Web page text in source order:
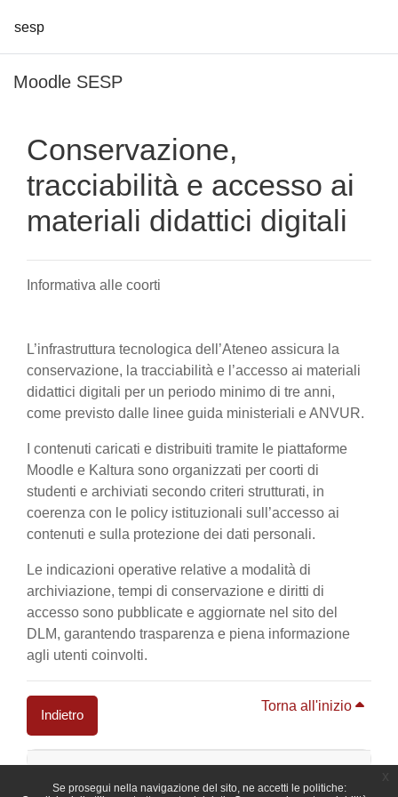
Se prosegui nella navigazione del sito, ne accetti le politiche:
sesp
Moodle SESP
Conservazione,
tracciabilità e accesso ai
materiali didattici digitali
Informativa alle coorti
L’infrastruttura tecnologica dell’Ateneo assicura la
conservazione, la tracciabilità e l’accesso ai materiali
didattici digitali per un periodo minimo di tre anni,
come previsto dalle linee guida ministeriali e ANVUR.
I contenuti caricati e distribuiti tramite le piattaforme
Moodle e Kaltura sono organizzati per coorti di
studenti e archiviati secondo criteri strutturati, in
coerenza con le policy istituzionali sull’accesso ai
contenuti e sulla protezione dei dati personali.
Le indicazioni operative relative a modalità di
archiviazione, tempi di conservazione e diritti di
accesso sono pubblicate e aggiornate nel sito del
DLM, garantendo trasparenza e piena informazione
agli utenti coinvolti.
Indietro
Torna all'inizio
Blocchi